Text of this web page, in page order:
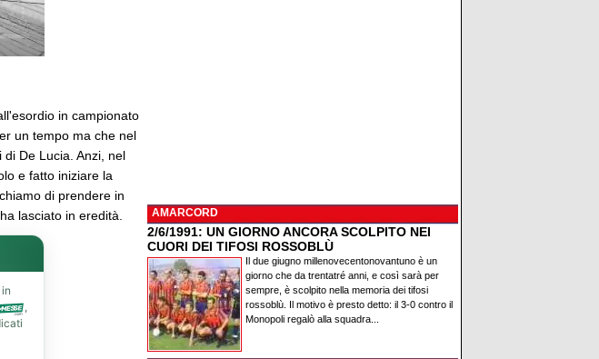
in campionato
un tempo ma che nel
De Lucia. Anzi, nel
e fatto iniziare la
di prendere in
lasciato in eredità.
,
AMARCORD
2/6/1991: UN GIORNO ANCORA SCOLPITO NEI
CUORI DEI TIFOSI ROSSOBLÙ
Il due giugno millenovecentonovantuno è un
giorno che da trentatré anni, e così sarà per
sempre, è scolpito nella memoria dei tifosi
rossoblù. Il motivo è presto detto: il 3-0 contro il
Monopoli regalò alla squadra...